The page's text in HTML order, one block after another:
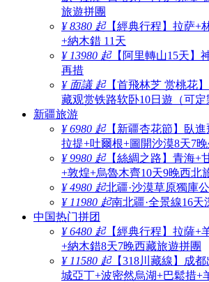
旅遊拼團
¥ 8380 起【經典行程】拉萨+
+納木錯 11天
¥ 13980 起【阿里轉山15天】
再措
¥ 面議 起【首飛林芝 赏桃花
藏观赏铁路软卧10日遊（可定
新疆旅游
¥ 6980 起【新疆杏花節】臥
拉提+吐爾根+圖開沙漠8天7
¥ 9980 起【絲綢之路】青海+
+敦煌+烏魯木齊10天9晚西北
¥ 4980 起北疆·沙漠草原獨庫
¥ 11980 起南北疆·全景線16天
中国热门拼团
¥ 6480 起【經典行程】拉薩+
+納木錯8天7晚西藏旅遊拼團
¥ 11580 起【318川藏線】成
城亞丁+波密然烏湖+巴鬆措+